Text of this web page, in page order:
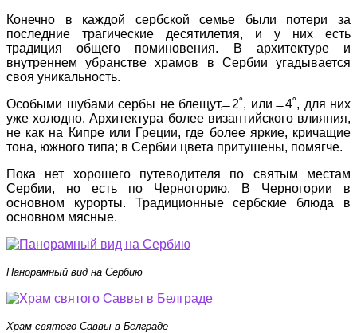
Конечно в каждой сербской семье были потери за
последние трагические десятилетия, и у них есть
традиция общего поминовения. В архитектуре и
внутреннем убранстве храмов в Сербии угадывается
своя уникальность.
Особыми шубами сербы не блещут, ̶ 2˚, или ̶ 4˚, для них
уже холодно. Архитектура более византийского влияния,
не как на Кипре или Греции, где более яркие, кричащие
тона, южного типа; в Сербии цвета притушены, помягче.
Пока нет хорошего путеводителя по святым местам
Сербии, но есть по Черногорию. В Черногории в
основном курорты. Традиционные сербские блюда в
основном мясные.
Панорамный вид на Сербию
Храм святого Саввы в Белграде